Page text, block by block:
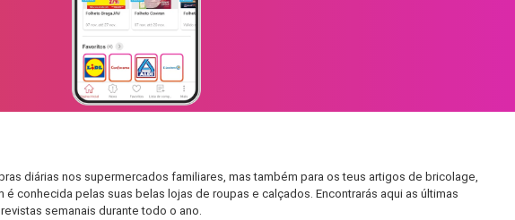
diárias nos supermercados familiares, mas também para os teus artigos de bricolage,
conhecida pelas suas belas lojas de roupas e calçados. Encontrarás aqui as últimas
semanais durante todo o ano.